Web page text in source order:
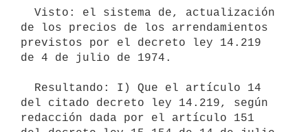
de los precios de los arrendamientos
previstos por el decreto ley 14.219
de 4 de julio de 1974.
del citado decreto ley 14.219, según
redacción dada por el artículo 151